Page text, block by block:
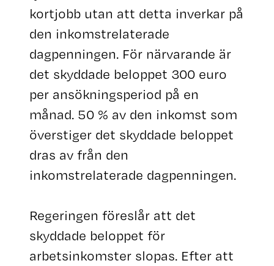
kortjobb utan att detta inverkar på
den inkomstrelaterade
dagpenningen. För närvarande är
det skyddade beloppet 300 euro
per ansökningsperiod på en
månad. 50 % av den inkomst som
överstiger det skyddade beloppet
dras av från den
inkomstrelaterade dagpenningen.
Regeringen föreslår att det
skyddade beloppet för
arbetsinkomster slopas. Efter att